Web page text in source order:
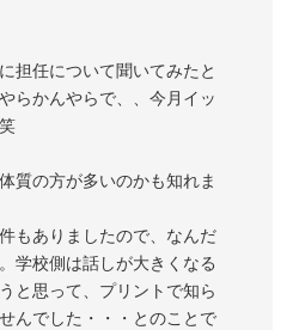
担任について聞いてみたと
らかんやらで、、今月イッ
質の方が多いのかも知れま
もありましたので、なんだ
学校側は話しが大きくなる
と思って、プリントで知ら
んでした・・・とのことで